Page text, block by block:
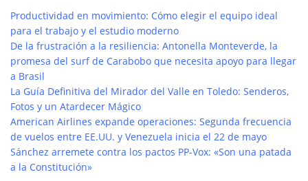
Productividad en movimiento: Cómo elegir el equipo ideal
para el trabajo y el estudio moderno
De la frustración a la resiliencia: Antonella Monteverde, la
promesa del surf de Carabobo que necesita apoyo para llegar
a Brasil
La Guía Definitiva del Mirador del Valle en Toledo: Senderos,
Fotos y un Atardecer Mágico
American Airlines expande operaciones: Segunda frecuencia
de vuelos entre EE.UU. y Venezuela inicia el 22 de mayo
Sánchez arremete contra los pactos PP-Vox: «Son una patada
a la Constitución»